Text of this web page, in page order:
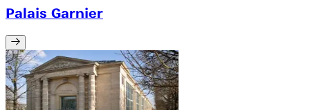
Palais Garnier